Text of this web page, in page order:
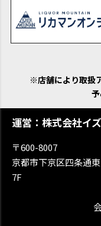
※店舗により取扱
運営：株式会社イ
〒600-8007
京都市下京区四条通
7F